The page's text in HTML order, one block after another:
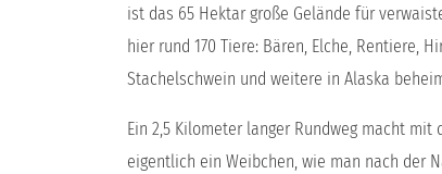
ist das 65 Hektar große Gelände für
hier rund 170 Tiere: Bären, Elche, Rentiere,
Stachelschwein und weitere in Alaska
Ein 2,5 Kilometer langer Rundweg macht
eigentlich ein Weibchen, wie man nach der